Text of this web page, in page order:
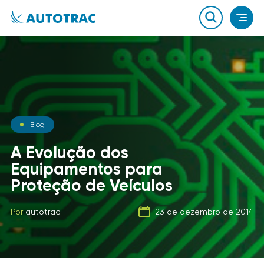
Notícias
O que você sabe sobre o
combustível que a sua
frota usa?
Porautotrac 21 de setembro de 2019
Blog
A Evolução dos
Equipamentos para
Proteção de Veículos
Porautotrac 23 de dezembro de 2014
Carga Fracionada
Porautotrac 06 de fevereiro de 2020